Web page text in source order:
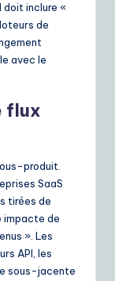
doit inclure «
de
avec le
flux
produit.
SaaS
tirées de
impacte de
». Les
API, les
sous-jacente